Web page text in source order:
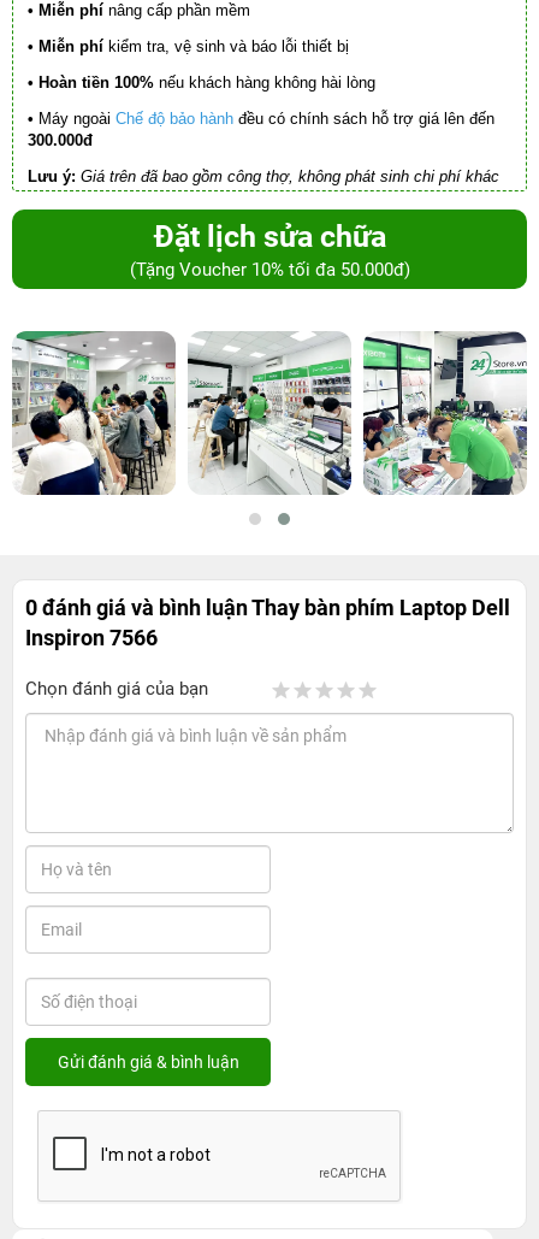
• Miễn phí nâng cấp phần mềm
• Miễn phí kiểm tra, vệ sinh và báo lỗi thiết bị
• Hoàn tiền 100% nếu khách hàng không hài lòng
• Máy ngoài Chế độ bảo hành đều có chính sách hỗ trợ giá lên đến
300.000đ
Lưu ý: Giá trên đã bao gồm công thợ, không phát sinh chi phí khác
Đặt lịch sửa chữa
(Tặng Voucher 10% tối đa 50.000đ)
0 đánh giá và bình luậnThay bàn phím Laptop Dell
Inspiron 7566
Chọn đánh giá của bạn